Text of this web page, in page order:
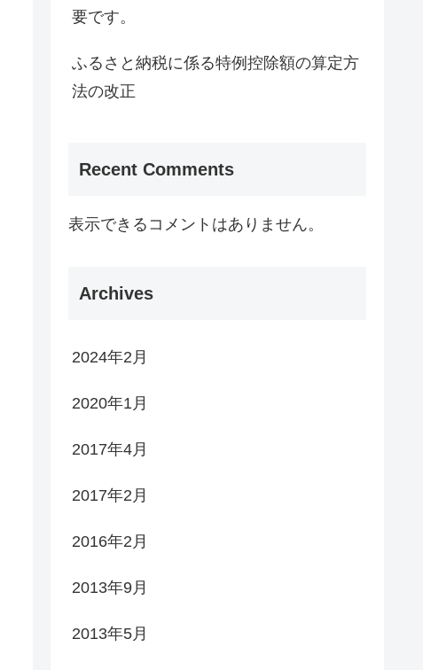
要です。
ふるさと納税に係る特例控除額の算定方
法の改正
Recent Comments
表示できるコメントはありません。
Archives
2024年2月
2020年1月
2017年4月
2017年2月
2016年2月
2013年9月
2013年5月